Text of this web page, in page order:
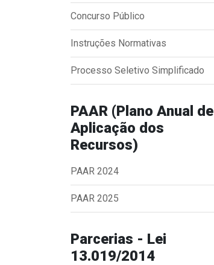
Concurso Público
Instruções Normativas
Processo Seletivo Simplificado
PAAR (Plano Anual de
Aplicação dos
Recursos)
PAAR 2024
PAAR 2025
Parcerias - Lei
13.019/2014